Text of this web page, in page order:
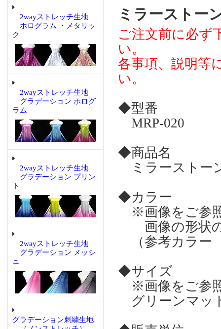
2wayストレッチ生地
ホログラム ・メタリッ
ク
2wayストレッチ生地
グラデーション ホログ
ラム
2wayストレッチ生地
グラデーション プリン
ト
2wayストレッチ生地
グラデーション メッシ
ュ
グラデーション刺繍生地
ミラーストー
ご注文前に必ず
い。
各事項、説明等
い。
◆型番
MRP-020
◆商品名
ミラーストー
◆カラー
※画像をご参
画像の形状の
（参考カラー
◆サイズ
※画像をご参
グリーンマッ